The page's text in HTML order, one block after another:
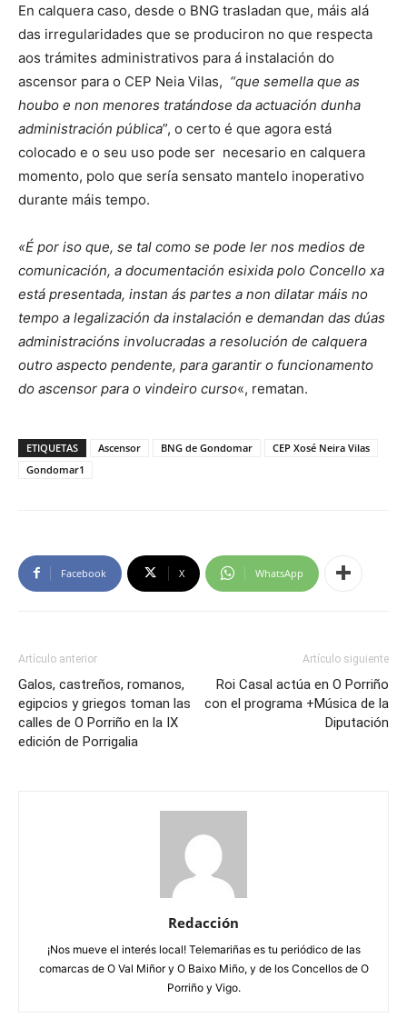
En calquera caso, desde o BNG trasladan que, máis alá
das irregularidades que se produciron no que respecta
aos trámites administrativos para á instalación do
ascensor para o CEP Neia Vilas, “que semella que as
houbo e non menores tratándose da actuación dunha
administración pública”, o certo é que agora está
colocado e o seu uso pode ser necesario en calquera
momento, polo que sería sensato mantelo inoperativo
durante máis tempo.
«É por iso que, se tal como se pode ler nos medios de
comunicación, a documentación esixida polo Concello xa
está presentada, instan ás partes a non dilatar máis no
tempo a legalización da instalación e demandan das dúas
administracións involucradas a resolución de calquera
outro aspecto pendente, para garantir o funcionamento
do ascensor para o vindeiro curso«, rematan.
ETIQUETAS Ascensor BNG de Gondomar
CEP Xosé Neira Vilas
Gondomar1
Facebook X WhatsApp
Artículo anterior
Galos, castreños, romanos,
egipcios y griegos toman las
calles de O Porriño en la IX
edición de Porrigalia
Artículo siguiente
Roi Casal actúa en O Porriño
con el programa +Música de la
Diputación
Redacción
¡Nos mueve el interés local! Telemariñas es tu periódico de las
comarcas de O Val Miñor y O Baixo Miño, y de los Concellos de O
Porriño y Vigo.